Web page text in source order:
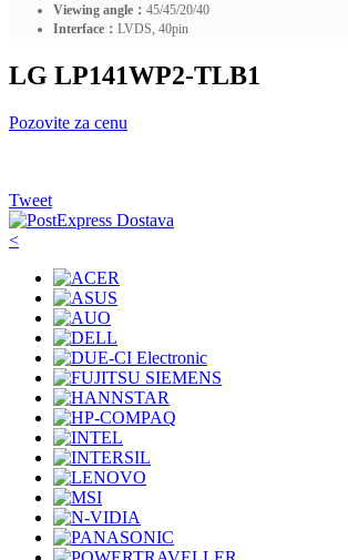
Viewing angle： 45/45/20/40
Interface： LVDS, 40pin
LG LP141WP2-TLB1
Pozovite za cenu
Tweet
<